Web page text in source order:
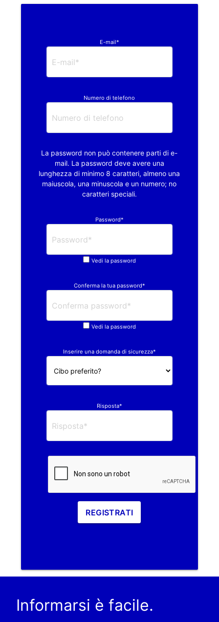
E-mail*
Numero di telefono
La password non può contenere parti di e-
mail. La password deve avere una
lunghezza di minimo 8 caratteri, almeno una
maiuscola, una minuscola e un numero; no
caratteri speciali.
Password*
Vedi la password
Conferma la tua password*
Vedi la password
Inserire una domanda di sicurezza*
Risposta*
REGISTRATI
Informarsi è facile.